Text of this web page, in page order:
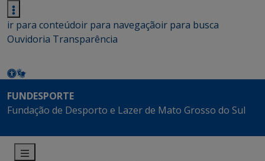
ir para conteúdoir para navegaçãoir para busca
Ouvidoria Transparência
FUNDESPORTE
Fundação de Desporto e Lazer de Mato Grosso do Sul